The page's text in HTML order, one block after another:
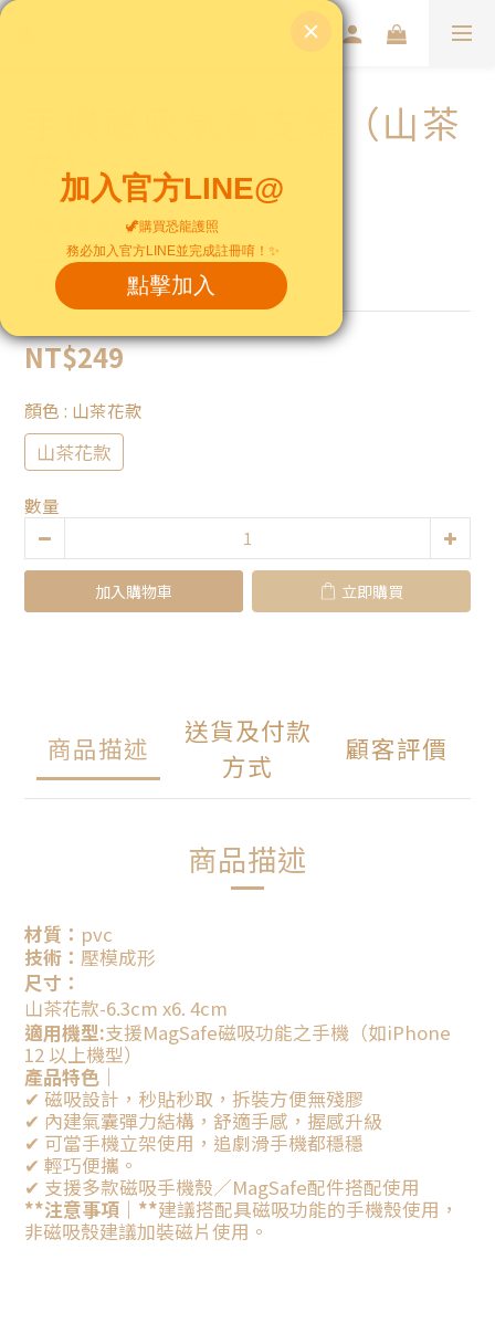
手機磁吸氣囊支架（山茶
花）
◗獨家造型趣味設計
◗三段式設計
◗拆裝方便無殘膠
NT$249
顏色 : 山茶花款
山茶花款
數量
加入購物車 立即購買
商品描述
送貨及付款
方式
顧客評價
商品描述
材質： pvc
技術： 壓模成形
尺寸：
山茶花款-6.3cm x6. 4cm
適用機型:支援MagSafe磁吸功能之手機（如iPhone
12 以上機型）
產品特色｜
✔ 磁吸設計，秒貼秒取，拆裝方便無殘膠
✔ 內建氣囊彈力結構，舒適手感，握感升級
✔ 可當手機立架使用，追劇滑手機都穩穩
✔ 輕巧便攜。
✔ 支援多款磁吸手機殼／MagSafe配件搭配使用
**注意事項｜**建議搭配具磁吸功能的手機殼使用，
非磁吸殼建議加裝磁片使用。